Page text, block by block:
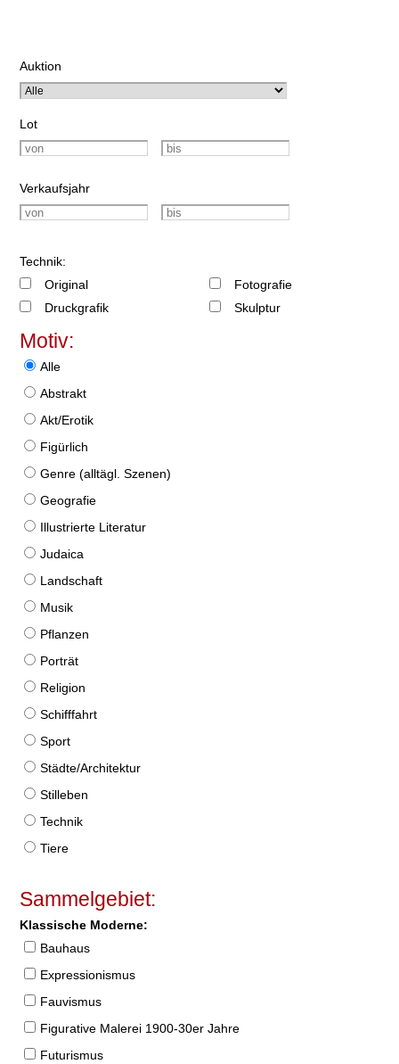
Auktion
Lot
Verkaufsjahr
Technik:
Original
Druckgrafik
Fotografie
Skulptur
Motiv:
Alle
Abstrakt
Akt/Erotik
Figürlich
Genre (alltägl. Szenen)
Geografie
Illustrierte Literatur
Judaica
Landschaft
Musik
Pflanzen
Porträt
Religion
Schifffahrt
Sport
Städte/Architektur
Stilleben
Technik
Tiere
Sammelgebiet:
Klassische Moderne:
Bauhaus
Expressionismus
Fauvismus
Figurative Malerei 1900-30er Jahre
Futurismus